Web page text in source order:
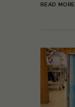
READ MORE